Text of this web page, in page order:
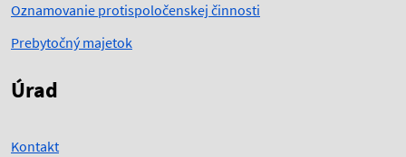
Oznamovanie protispoločenskej činnosti
Prebytočný majetok
Úrad
Kontakt